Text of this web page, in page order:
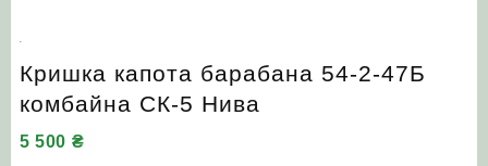
Кришка капота барабана 54-2-47Б
комбайна СК-5 Нива
5 500 ₴